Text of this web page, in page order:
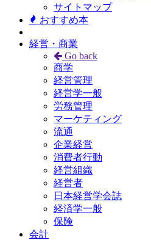
サイトマップ
おすすめ本
経営・商業
Go back
商学
経営管理
経営学一般
労務管理
マーケティング
流通
企業経営
消費者行動
経営組織
経営者
日本経営学会誌
経済学一般
保険
会計